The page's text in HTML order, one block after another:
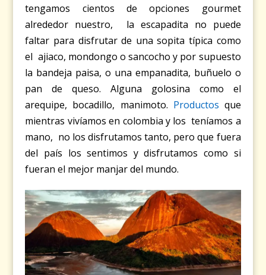
tengamos cientos de opciones gourmet
alrededor nuestro, la escapadita no puede
faltar para disfrutar de una sopita típica como
el ajiaco, mondongo o sancocho y por supuesto
la bandeja paisa, o una empanadita, buñuelo o
pan de queso. Alguna golosina como el
arequipe, bocadillo, manimoto. Productos que
mientras vivíamos en colombia y los teníamos a
mano, no los disfrutamos tanto, pero que fuera
del país los sentimos y disfrutamos como si
fueran el mejor manjar del mundo.